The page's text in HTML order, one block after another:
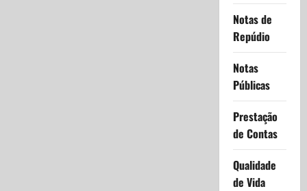
Notas de
Repúdio
Notas
Públicas
Prestação
de Contas
Qualidade
de Vida